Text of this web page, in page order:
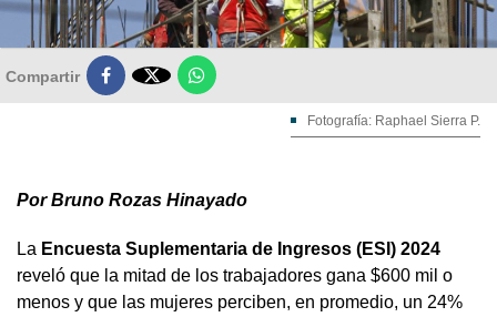
Compartir 
Fotografía: Raphael Sierra P.
Por Bruno Rozas Hinayado
La Encuesta Suplementaria de Ingresos (ESI) 2024
reveló que la mitad de los trabajadores gana $600 mil o
menos y que las mujeres perciben, en promedio, un 24%